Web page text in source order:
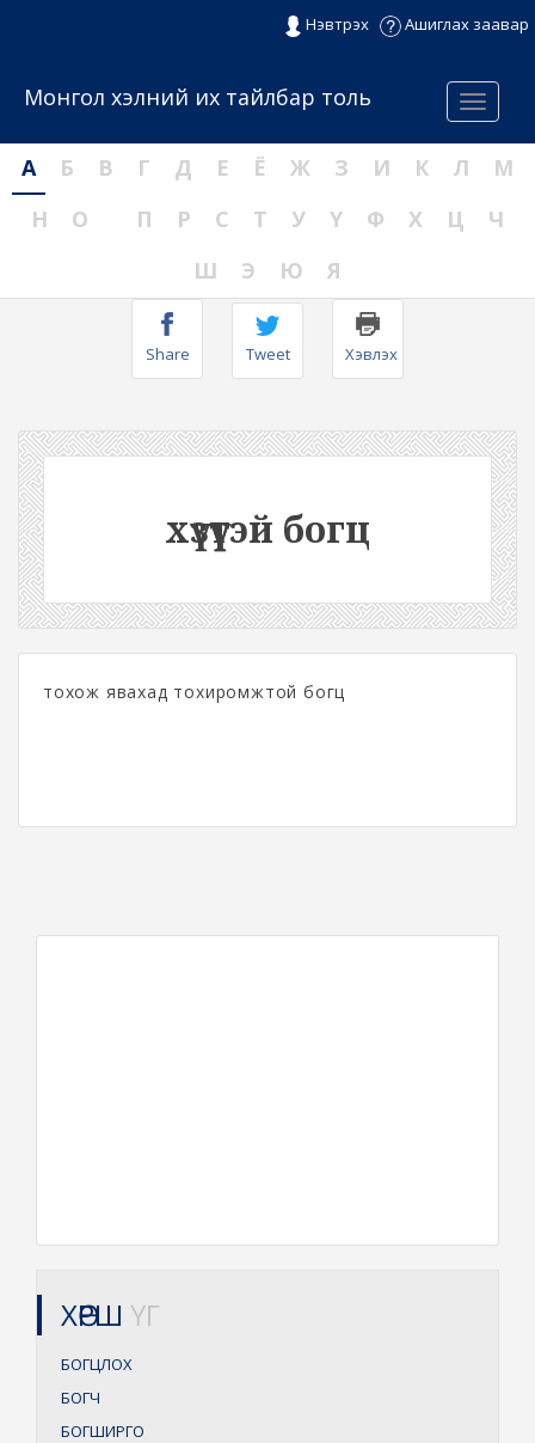
Нэвтрэх Ашиглах заавар
Menu
Монгол хэлний их тайлбар толь
А Б В Г Д Е Ё Ж З И К Л
М
Н
О П Р С Т У Ү Ф Х Ц
Ч
Ш
Э Ю Я
Share Tweet Хэвлэх
хүзүүтэй богц
тохож явахад тохиромжтой богц
ХӨРШ ҮГ
БОГЦЛОХ
БОГЧ
БОГШИРГО